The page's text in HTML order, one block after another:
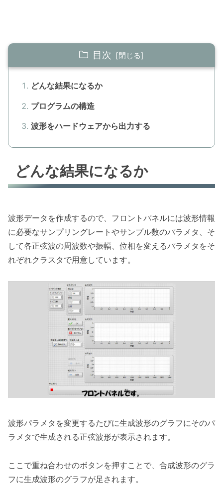
目次
どんな結果になるか
プログラムの構造
波形をハードウェアから出力する
どんな結果になるか
波形データを作成するので、フロントパネルには波形情報
に必要なサンプリングレートやサンプル数のパラメタ、そ
して各正弦波の周波数や振幅、位相を変えるパラメタをそ
れぞれクラスタで用意しています。
波形パラメタを変更するたびに生成波形のグラフにそのパ
ラメタで生成される正弦波形が表示されます。
ここで重ね合わせのボタンを押すことで、合成波形のグラ
フに生成波形のグラフが足されます。